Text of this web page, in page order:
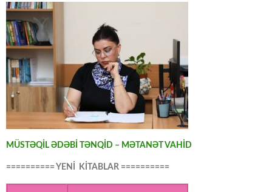
MÜSTƏQİL ƏDƏBİ TƏNQİD – MƏTANƏT VAHİD
========== YENİ KİTABLAR ==========